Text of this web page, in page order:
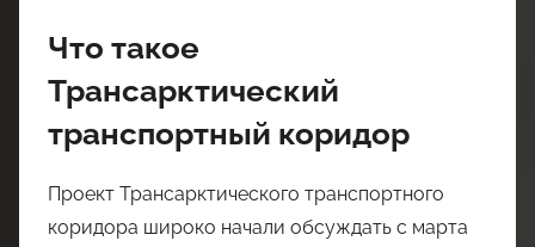
Что такое
Трансарктический
транспортный коридор
Проект Трансарктического транспортного
коридора широко начали обсуждать с марта